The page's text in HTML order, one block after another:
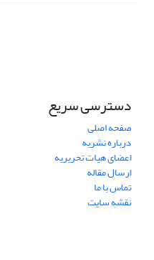
دسترسی سریع
صفحه اصلی
درباره نشریه
اعضای هیات تحریریه
ارسال مقاله
تماس با ما
نقشه سایت